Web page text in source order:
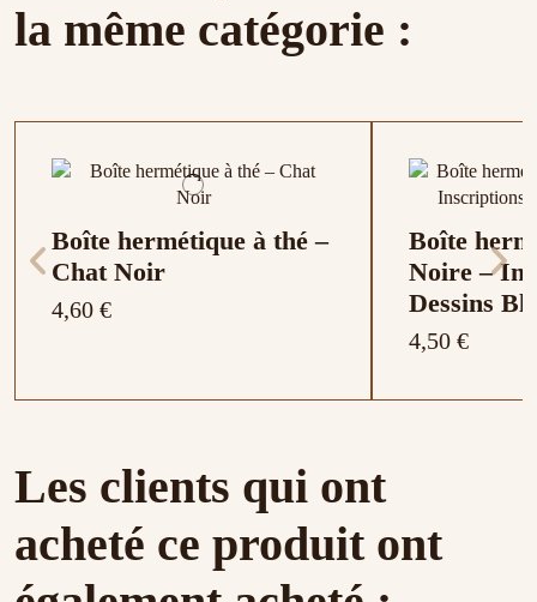
la même catégorie :
Boîte hermétique à thé –
Chat Noir
4,60 €
Boîte
Noire –
Dessins
4,50 €
Les clients qui ont
acheté ce produit ont